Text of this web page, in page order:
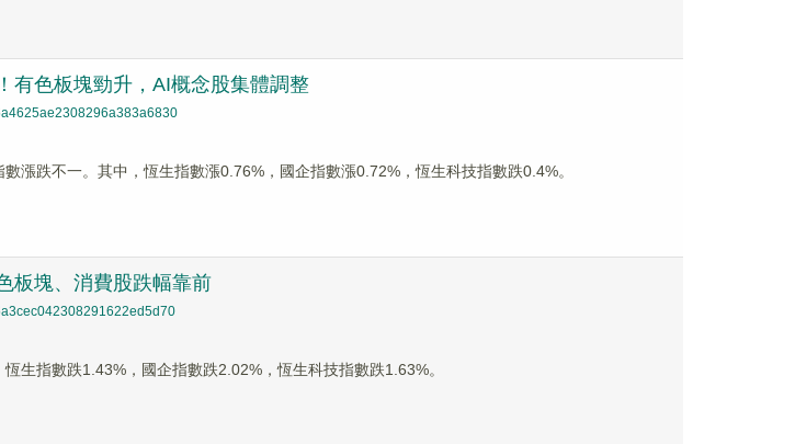
有色板塊勁升，AI概念股集體調整
漲跌不一。其中，恆生指數漲0.76%，國企指數漲0.72%，恆生科技指數跌0.4%。
板塊、消費股跌幅靠前
生指數跌1.43%，國企指數跌2.02%，恆生科技指數跌1.63%。